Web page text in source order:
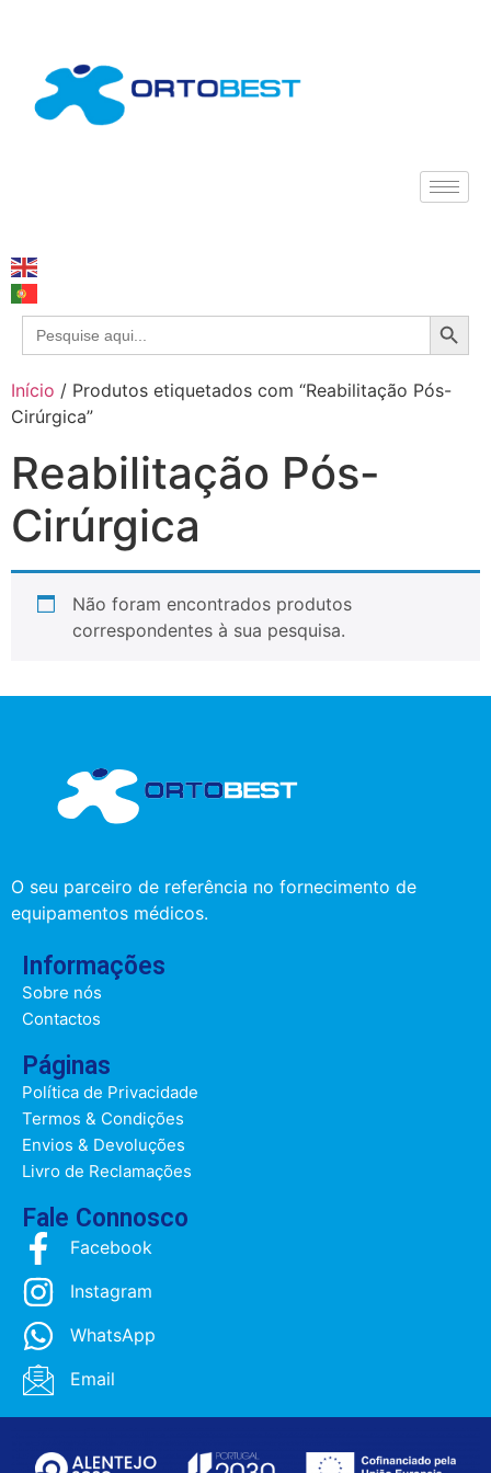
Search
for:
Início / Produtos etiquetados com “Reabilitação Pós-
Cirúrgica”
Reabilitação Pós-
Cirúrgica
Não foram encontrados produtos
correspondentes à sua pesquisa.
O seu parceiro de referência no fornecimento de
equipamentos médicos.
Informações
Sobre nós
Contactos
Páginas
Política de Privacidade
Termos & Condições
Envios & Devoluções
Livro de Reclamações
Fale Connosco
Facebook
Instagram
WhatsApp
Email